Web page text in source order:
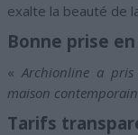
exalte la beauté de
Bonne prise
«Archionline a
maison
Tarifs